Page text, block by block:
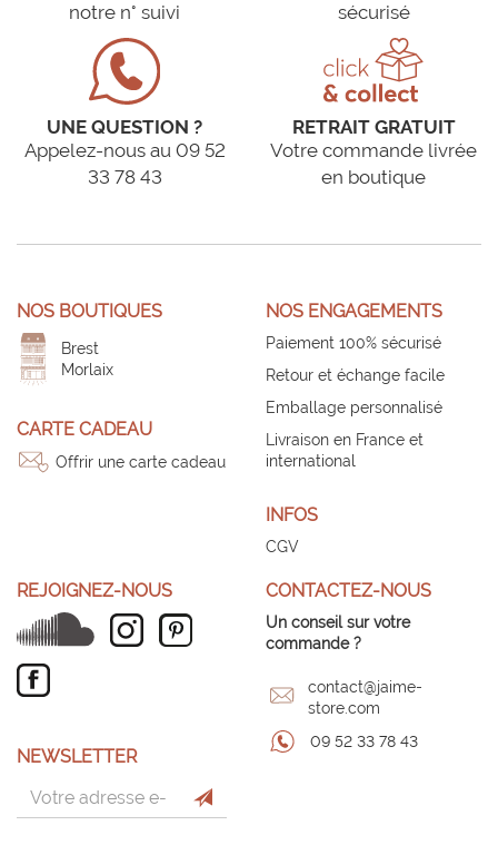
notre n° suivi
sécurisé
UNE QUESTION ?
Appelez-nous au 09 52
33 78 43
RETRAIT GRATUIT
Votre commande livrée
en boutique
NOS BOUTIQUES
Brest
Morlaix
CARTE CADEAU
Offrir une carte cadeau
NOS ENGAGEMENTS
Paiement 100% sécurisé
Retour et échange facile
Emballage personnalisé
Livraison en France et
international
INFOS
CGV
REJOIGNEZ-NOUS
NEWSLETTER
CONTACTEZ-NOUS
Un conseil sur votre
commande ?
contact@jaime-
store.com
09 52 33 78 43